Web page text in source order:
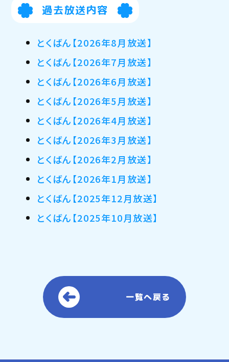
過去放送内容
とくばん【2026年8月放送】
とくばん【2026年7月放送】
とくばん【2026年6月放送】
とくばん【2026年5月放送】
とくばん【2026年4月放送】
とくばん【2026年3月放送】
とくばん【2026年2月放送】
とくばん【2026年1月放送】
とくばん【2025年12月放送】
とくばん【2025年10月放送】
一覧へ戻る